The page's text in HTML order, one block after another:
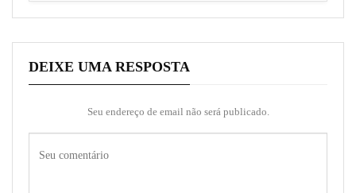
DEIXE UMA RESPOSTA
Seu endereço de email não será publicado.